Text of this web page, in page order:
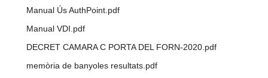
Manual Ús AuthPoint.pdf
Manual VDI.pdf
DECRET CAMARA C PORTA DEL FORN-2020.pdf
memòria de banyoles resultats.pdf